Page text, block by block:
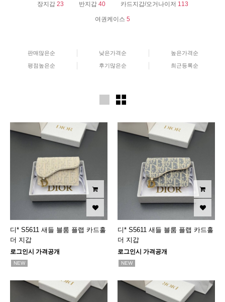
장지갑 23 반지갑 40 카드지갑/오거나이저 113
여권케이스 5
판매많은순 낮은가격순 높은가격순
평점높은순 후기많은순 최근등록순
디* S5611 새들 블룸 플랩 카드홀
더 지갑
로그인시 가격공개
NEW
디* S5611 새들 블룸 플랩 카드홀
더 지갑
로그인시 가격공개
NEW